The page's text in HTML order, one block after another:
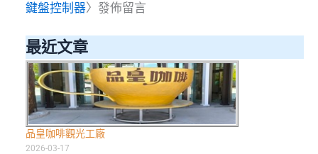
鍵盤控制器〉發佈留言
最近文章
品皇咖啡觀光工廠
2026-03-17